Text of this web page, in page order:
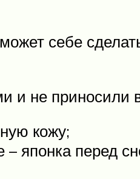
себе
не приносили
кожу;
– японка перед